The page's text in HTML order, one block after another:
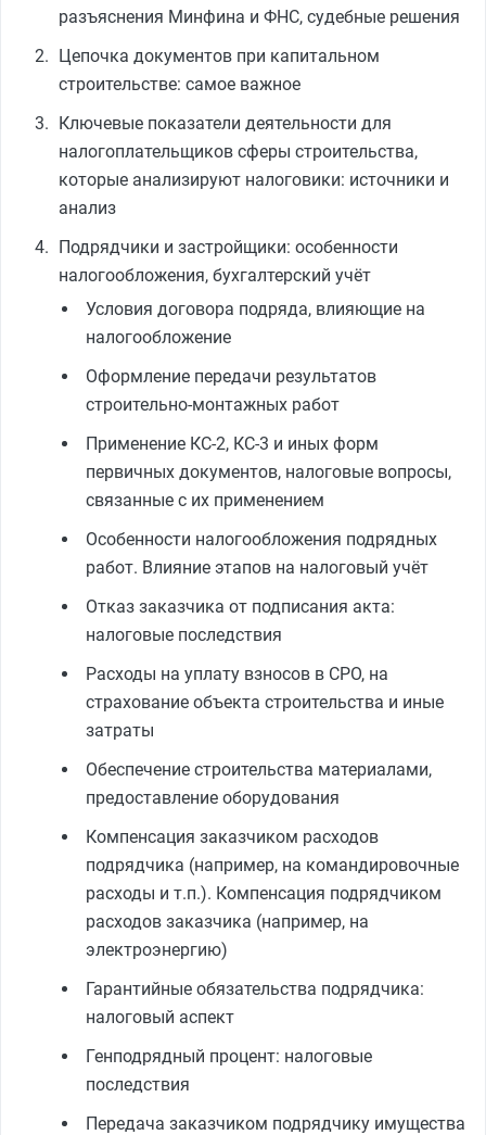
разъяснения Минфина и ФНС, судебные решения
Цепочка документов при капитальном
строительстве: самое важное
Ключевые показатели деятельности для
налогоплательщиков сферы строительства,
которые анализируют налоговики: источники и
анализ
Подрядчики и застройщики: особенности
налогообложения, бухгалтерский учёт
Условия договора подряда, влияющие на
налогообложение
Оформление передачи результатов
строительно-монтажных работ
Применение КС-2, КС-3 и иных форм
первичных документов, налоговые вопросы,
связанные с их применением
Особенности налогообложения подрядных
работ. Влияние этапов на налоговый учёт
Отказ заказчика от подписания акта:
налоговые последствия
Расходы на уплату взносов в СРО, на
страхование объекта строительства и иные
затраты
Обеспечение строительства материалами,
предоставление оборудования
Компенсация заказчиком расходов
подрядчика (например, на командировочные
расходы и т.п.). Компенсация подрядчиком
расходов заказчика (например, на
электроэнергию)
Гарантийные обязательства подрядчика:
налоговый аспект
Генподрядный процент: налоговые
последствия
Передача заказчиком подрядчику имущества